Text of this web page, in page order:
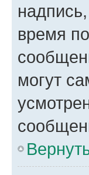
время
могут